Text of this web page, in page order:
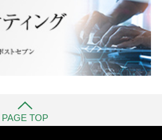
PAGE TOP